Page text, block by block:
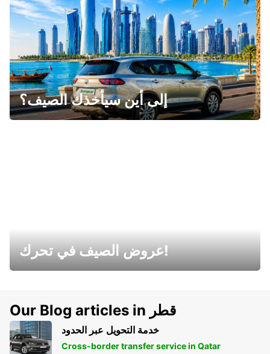
إلى أين سيأخذك الصيف؟
عروض الصيف في تحرك!
Our Blog articles in قطر
خدمة التحويل عبر الحدود
Cross-border transfer service in Qatar